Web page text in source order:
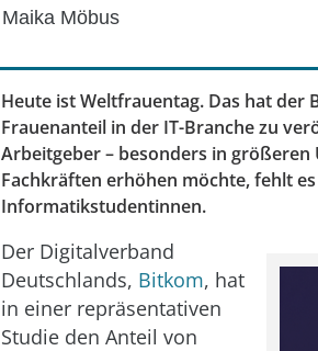
Maika Möbus
Heute ist Weltfrauentag. Das hat der
Frauenanteil in der IT-Branche zu
Arbeitgeber – besonders in
Fachkräften erhöhen möchte, fehlt
Informatikstudentinnen.
Der Digitalverband
Deutschlands, Bitkom, hat
in einer repräsentativen
Studie den Anteil von